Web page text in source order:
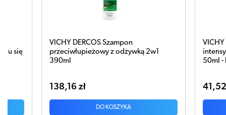
się
VICHY DERCOS Szampon
przeciwłupieżowy z odżywką 2w1
390ml
138,16 zł
DO KOSZYKA
VICHY
50ml -
41,52